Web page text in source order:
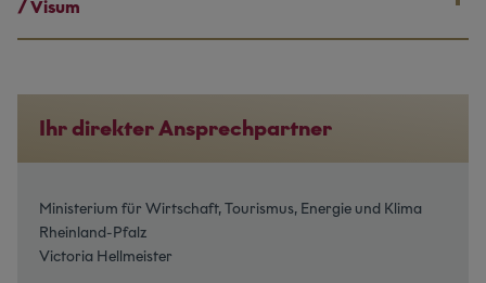
/ Visum
Ihr direkter Ansprechpartner
Ministerium für Wirtschaft, Tourismus, Energie und Klima
Rheinland-Pfalz
Victoria Hellmeister